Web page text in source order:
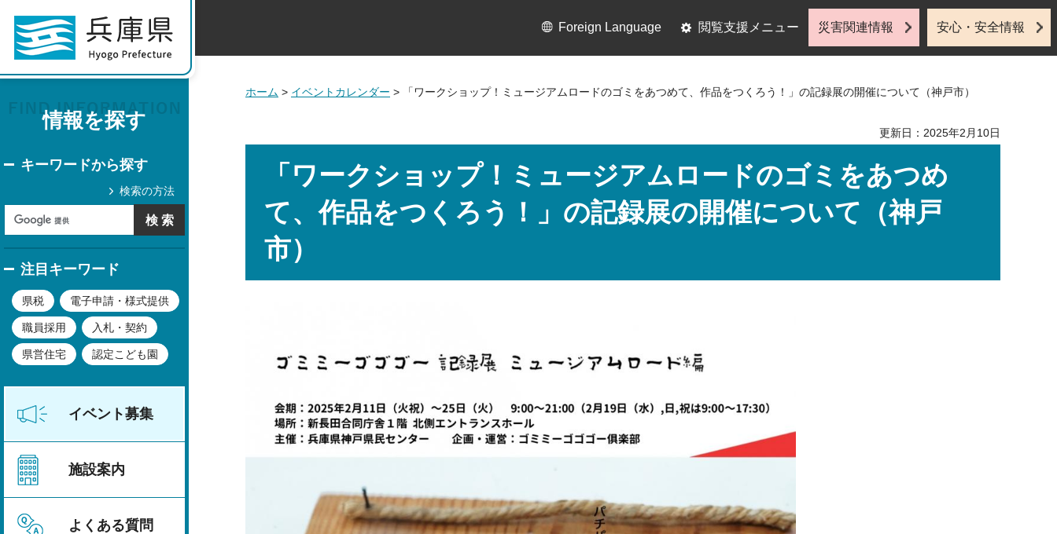
情報を探す
キーワードから探す
検索の方法
注目キーワード
県税 電子申請・様式提供
職員採用 入札・契約
県営住宅 認定こども園
イベント募集
施設案内
よくある質問
Foreign Language 閲覧支援メニュー 災害関連情報 安心・安全情報
ホーム > イベントカレンダー > 「ワークショップ！ミュージアムロードのゴミをあつめて、作品をつくろう！」の記録展の開催について（神戸市）
更新日：2025年2月10日
「ワークショップ！ミュージアムロードのゴミをあつめ
て、作品をつくろう！」の記録展の開催について（神戸
市）